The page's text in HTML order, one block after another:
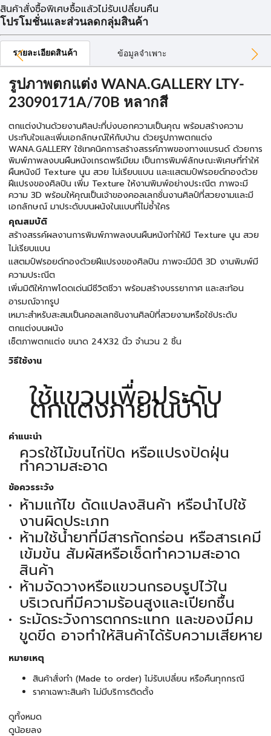
สินค้าสั่งซื้อพิเศษซื้อแล้วไม่รับเปลี่ยนคืน
โปรโมชั่นและส่วนลดกลุ่มสินค้า
รายละเอียดสินค้า ข้อมูลจำเพาะ
รูปภาพตกแต่ง WANA.GALLERY LTY-
23090171A/70B หลากสี
ตกแต่งบ้านด้วยงานศิลปะที่บ่งบอกความเป็นคุณ พร้อมสร้างความ
ประทับใจและเพิ่มเอกลักษณ์ให้กับบ้าน ด้วยรูปภาพตกแต่ง
WANA.GALLERY ใช้เทคนิคการสร้างสรรค์ภาพของทางแบรนด์ ด้วยการ
พิมพ์ภาพลงบนผืนหนังเกรดพรีเมียม เป็นการพิมพ์ลักษณะพิเศษที่ทำให้
ผืนหนังมี Texture นูน สวย ไม่เรียบแบน และแสตมป์ฟรอยด์ทองด้วย
ฝีแปรงของศิลปิน เพิ่ม Texture ให้งานพิมพ์อย่างประณีต ภาพจะมี
ความ 3D พร้อมให้คุณเป็นเจ้าของคอลเลกชั่นงานศิลป์ที่สวยงามและมี
เอกลักษณ์ มาประดับบนผนังในแบบที่ไม่ซ้ำใคร
คุณสมบัติ
สร้างสรรค์ผลงานการพิมพ์ภาพลงบนผืนหนังทำให้มี Texture นูน สวย
ไม่เรียบแบน
แสตมป์ฟรอยด์ทองด้วยฝีแปรงของศิลปิน ภาพจะมีมิติ 3D งานพิมพ์มี
ความประณีต
เพิ่มมิติให้ภาพโดดเด่นมีชีวิตชีวา พร้อมสร้างบรรยากาศ และสะท้อน
อารมณ์จากรูป
เหมาะสำหรับสะสมเป็นคอลเลกชันงานศิลป์ที่สวยงามหรือใช้ประดับ
ตกแต่งบนผนัง
เซ็ตภาพตกแต่ง ขนาด 24X32 นิ้ว จำนวน 2 ชิ้น
วิธีใช้งาน
ใช้แขวนเพื่อประดับ
ตกแต่งภายในบ้าน
คำแนะนำ
ควรใช้ไม้ขนไก่ปัด หรือแปรงปัดฝุ่น
ทำความสะอาด
ข้อควรระวัง
ห้ามแก้ไข ดัดแปลงสินค้า หรือนำไปใช้
งานผิดประเภท
ห้ามใช้น้ำยาที่มีสารกัดกร่อน หรือสารเคมี
เข้มข้น สัมผัสหรือเช็ดทำความสะอาด
สินค้า
ห้ามจัดวางหรือแขวนกรอบรูปไว้ใน
บริเวณที่มีความร้อนสูงและเปียกชื้น
ระมัดระวังการตกกระแทก และของมีคม
ขูดขีด อาจทำให้สินค้าได้รับความเสียหาย
หมายเหตุ
สินค้าสั่งทำ (Made to order) ไม่รับเปลี่ยน หรือคืนทุกกรณี
ราคาเฉพาะสินค้า ไม่มีบริการติดตั้ง
ดูทั้งหมด
ดูน้อยลง